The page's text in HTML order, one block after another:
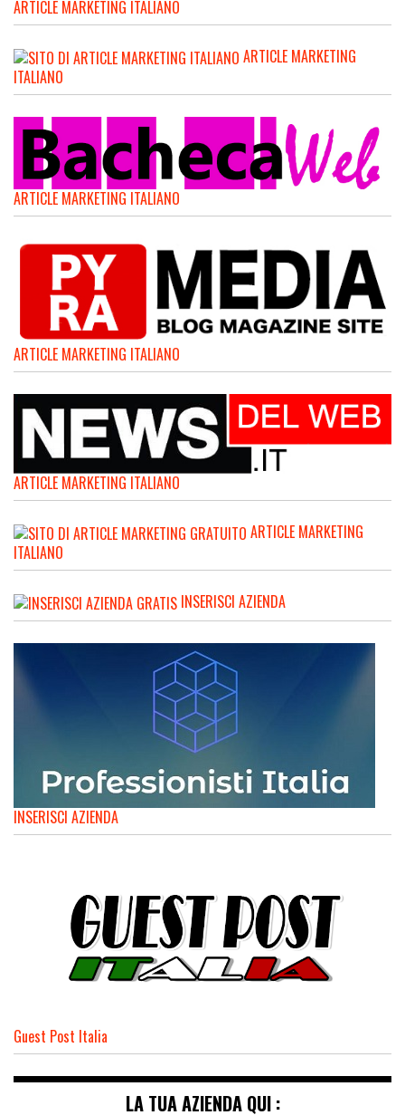
ARTICLE MARKETING ITALIANO
ARTICLE MARKETING
ITALIANO
ARTICLE MARKETING ITALIANO
ARTICLE MARKETING ITALIANO
ARTICLE MARKETING ITALIANO
ARTICLE MARKETING
ITALIANO
INSERISCI AZIENDA
INSERISCI AZIENDA
Guest Post Italia
LA TUA AZIENDA QUI :